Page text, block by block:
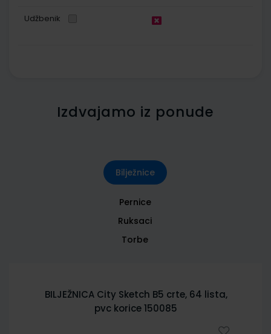
Udžbenik
Izdvajamo iz ponude
Bilježnice
Pernice
Ruksaci
Torbe
BILJEŽNICA City Sketch B5 crte, 64 lista,
pvc korice 150085